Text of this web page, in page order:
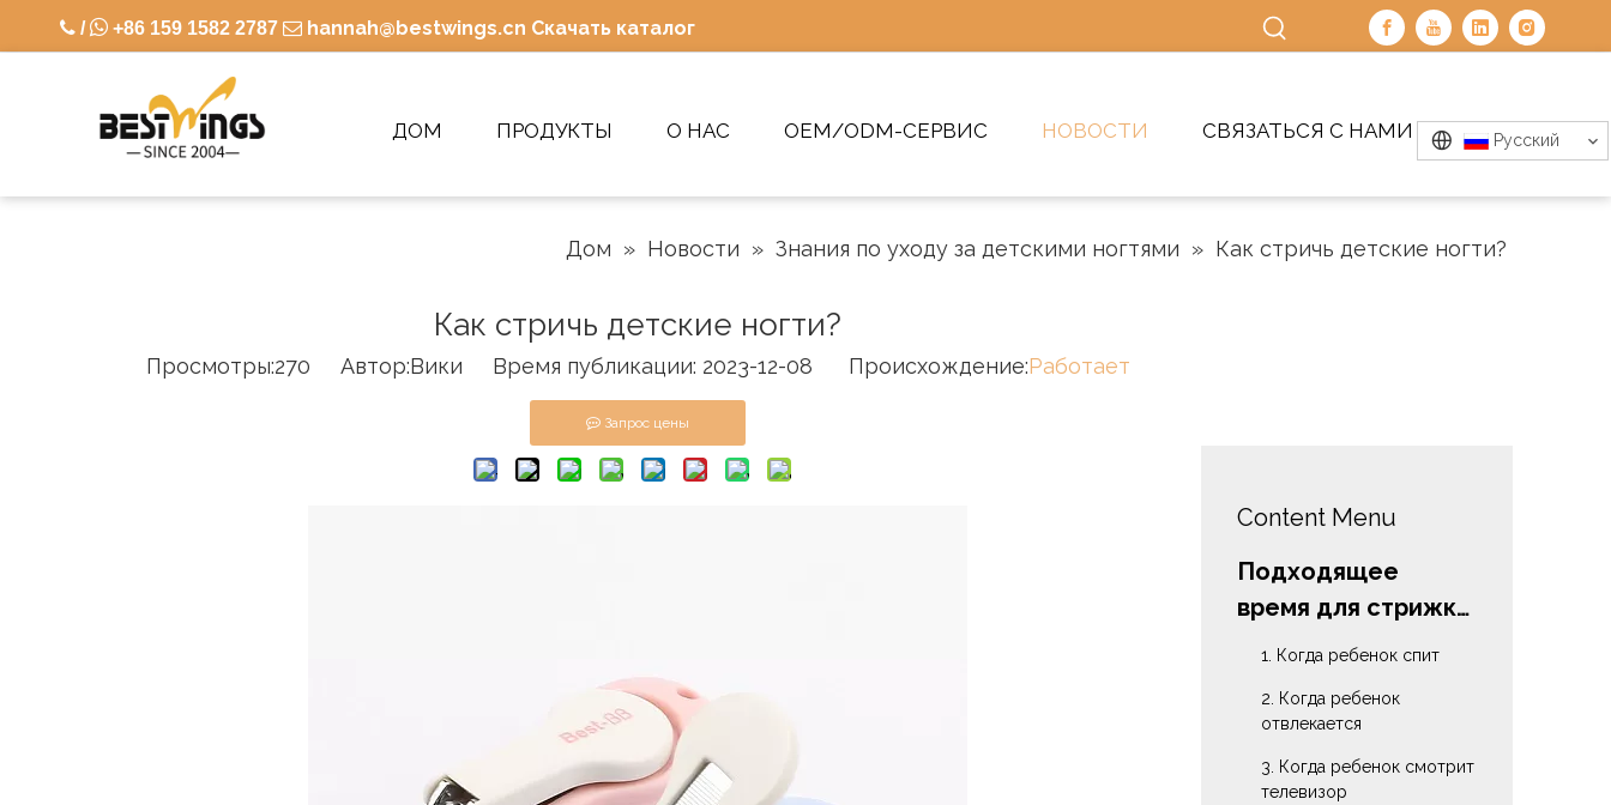
 / +86 159 1582 2787  hannah@bestwings.cn Скачать каталог
ДОМ ПРОДУКТЫ О НАС OEM/ODM-СЕРВИС НОВОСТИ СВЯЗАТЬСЯ С НАМИ Pусский
Дом » Новости » Знания по уходу за детскими ногтями » Как стричь детские ногти?
Как стричь детские ногти?
Просмотры:270 Автор:Вики Время публикации: 2023-12-08 Происхождение:Работает
Запрос цены
Content Menu
Подходящее
время для стрижки
ногтей ребенку
1. Когда ребенок спит
2. Когда ребенок
отвлекается
3. Когда ребенок смотрит
телевизор